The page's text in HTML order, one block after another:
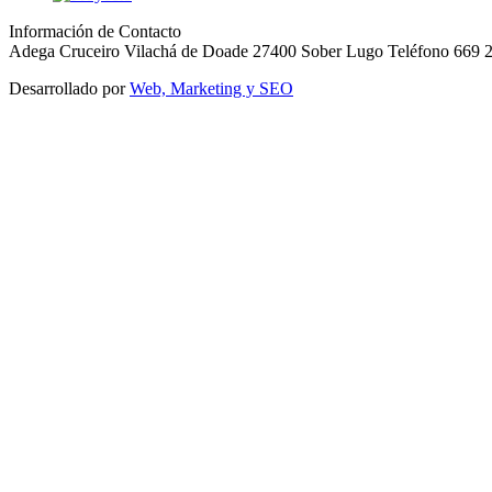
Información de Contacto
Adega Cruceiro Vilachá de Doade 27400 Sober Lugo Teléfono 669
Desarrollado porWeb, Marketing y SEO